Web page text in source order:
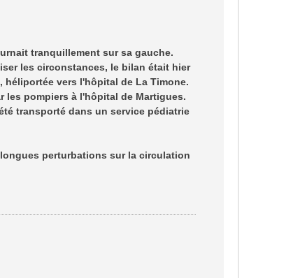
tranquillement sur sa gauche.
les circonstances, le bilan était hier
vers l'hôpital de La Timone.
les pompiers à l'hôpital de Martigues.
transporté dans un service pédiatrie
perturbations sur la circulation